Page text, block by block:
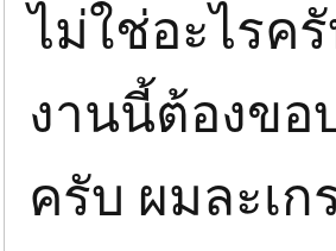
ไม่ใช่อะไรค
งานนี้ต้องข
ครับ ผมละเก